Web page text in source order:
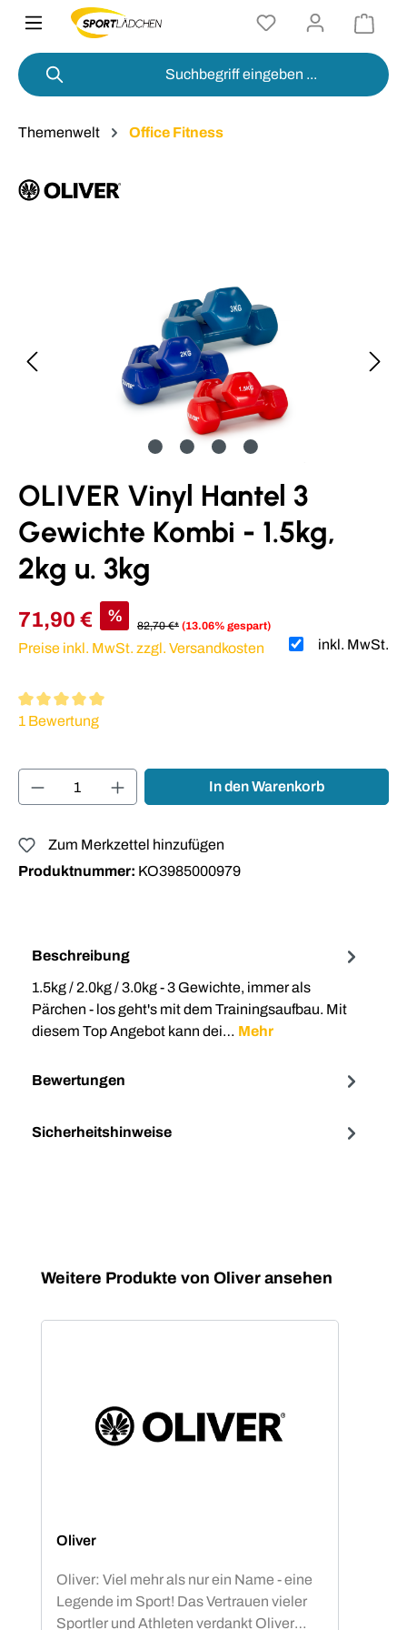
springen
Themenwelt Office Fitness
OLIVER Vinyl Hantel 3
Gewichte Kombi - 1.5kg,
2kg u. 3kg
71,90 € %
82,70 €* (13.06% gespart)
inkl. MwSt.
Preise inkl. MwSt. zzgl. Versandkosten
Durchschnittliche Bewertung von 5 von 5 Sternen
1 Bewertung
Produkt Anzahl: Gib den gewünschten
In den Warenkorb
Zum Merkzettel hinzufügen
Produktnummer: KO3985000979
Beschreibung
1.5kg / 2.0kg / 3.0kg - 3 Gewichte, immer als
Pärchen - los geht's mit dem Trainingsaufbau. Mit
diesem Top Angebot kann dei… Mehr
Bewertungen
Sicherheitshinweise
Produktgalerie überspringen
Weitere Produkte von Oliver ansehen
Oliver
Oliver: Viel mehr als nur ein Name - eine
Legende im Sport! Das Vertrauen vieler
Sportler und Athleten verdankt Oliver